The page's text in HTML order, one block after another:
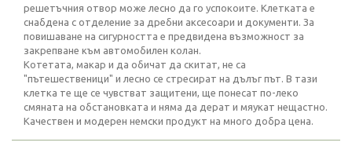
решетъчния отвор може лесно да го успокоите. Клетката е
снабдена с отделение за дребни аксесоари и документи. За
повишаване на сигурността е предвидена възможност за
закрепване към автомобилен колан.
Котетата, макар и да обичат да скитат, не са
"пътешественици" и лесно се стресират на дълъг път. В тази
клетка те ще се чувстват защитени, ще понесат по-леко
смяната на обстановката и няма да дерат и мяукат нещастно.
Качествен и модерен немски продукт на много добра цена.